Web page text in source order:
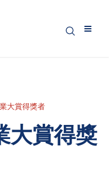
大賞得獎者
大賞得獎